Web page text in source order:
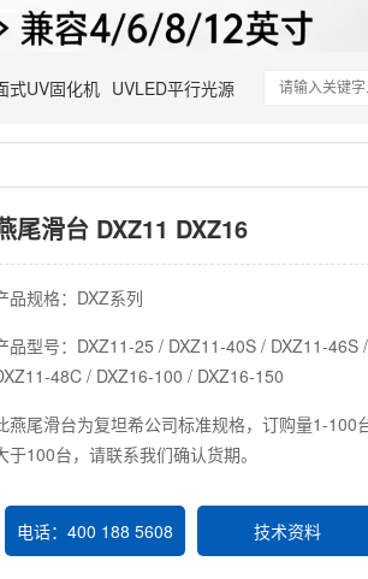
式UV固化机 UVLED平行光源
尾滑台 DXZ11 DXZ16
品规格：DXZ系列
品型号：DXZ11-25 / DXZ11-40S / DXZ11-
48C / DXZ16-100 / DXZ16-150
燕尾滑台为复坦希公司标准规格，订购量1-100
于100台，请联系我们确认货期。
电话：400 188 5608 技术资料